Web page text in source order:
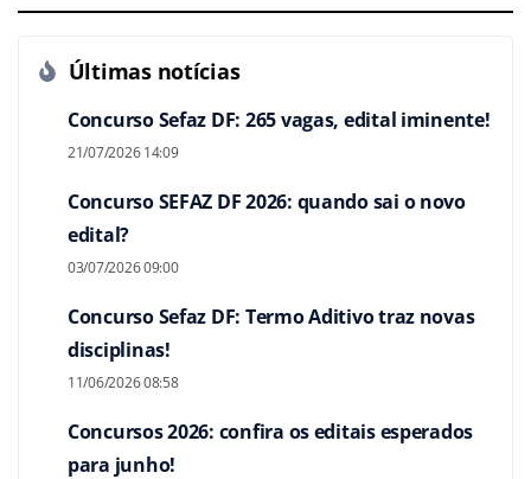
Últimas notícias
Concurso Sefaz DF: 265 vagas, edital iminente!
21/07/2026 14:09
Concurso SEFAZ DF 2026: quando sai o novo
edital?
03/07/2026 09:00
Concurso Sefaz DF: Termo Aditivo traz novas
disciplinas!
11/06/2026 08:58
Concursos 2026: confira os editais esperados
para junho!